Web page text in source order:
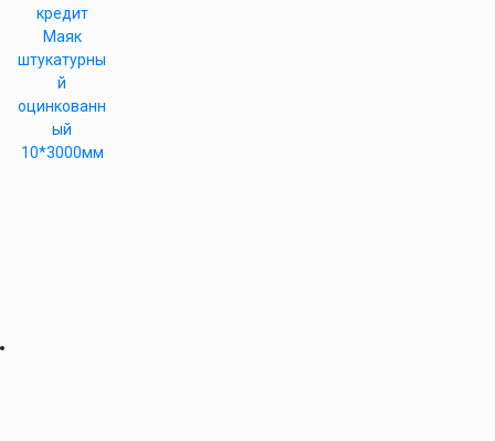
кредит
Маяк
штукатурны
й
оцинкованн
ый
10*3000мм